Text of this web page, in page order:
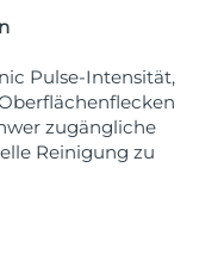
Pulse-Intensität,
zugängliche
Reinigung zu
Lieferung8/11/26
Lieferung